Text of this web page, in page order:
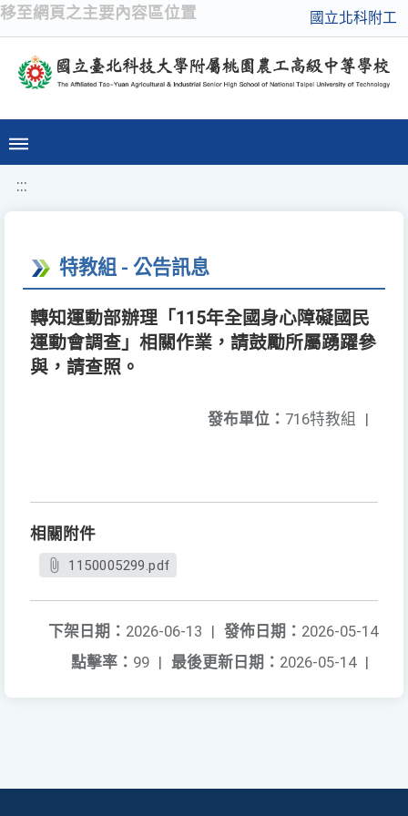
移至網頁之主要內容區位置 國立北科附工
:::
特教組 - 公告訊息
轉知運動部辦理「115年全國身心障礙國民
運動會調查」相關作業，請鼓勵所屬踴躍參
與，請查照。
發布單位： 716特教組 |
相關附件
1150005299.pdf
發佈日期： 2026-05-14
下架日期： 2026-06-13 |
最後更新日期： 2026-05-14 |
點擊率： 99 |